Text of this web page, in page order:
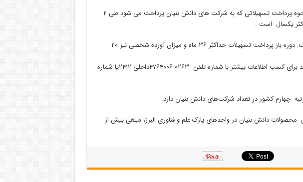
عباسی یادآورشد: براساس برنامه ریزی نحوه پرداخت تسهیلاتی که به شرکت های دانش بنیان پرداخت می شود طی ۲
یکسال است .
رییس پارک علم و فناوری البرز بیان داشت: دوره باز پرداخت تسهیلات حداکثر ۳۶ ماه و میزان آورده شخصی نیز ۲۰
بر اساس این گزارش متقاضیان می توانند برای کسب اطلاعات بیشتر با شماره تلفن ۰۲۶۳ ۴۷۶۴۰۰۶داخلی ۲۴۱۲یا شماره
دانش بنیان در واحدهای پارک علم و فناوری البرز، مبلغی بیش از